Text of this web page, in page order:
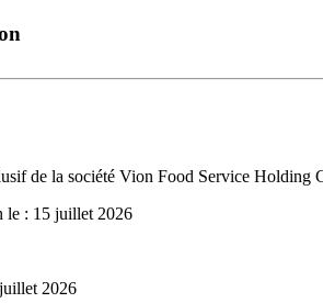
de la société Vion Food Service Holding
le : 15 juillet 2026
2026